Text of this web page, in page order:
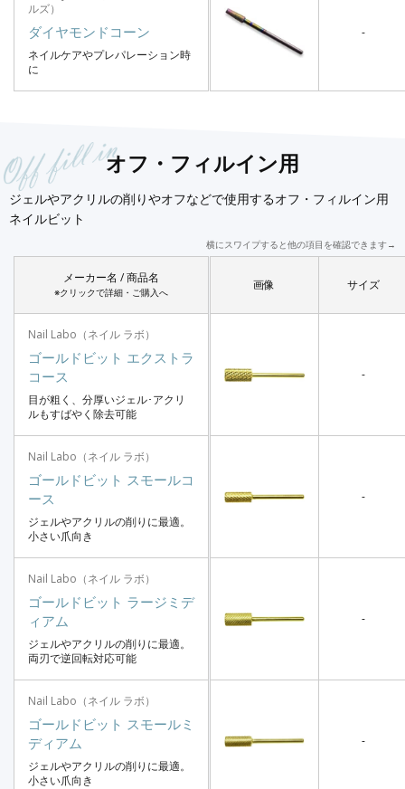
ルズ）
ダイヤモンドコーン
ネイルケアやプレパレーション時
に
-
オフ・フィルイン用
ジェルやアクリルの削りやオフなどで使用するオフ・フィルイン用
ネイルビット
横にスワイプすると他の項目を確認できます→
メーカー名 / 商品名
※クリックで詳細・ご購入へ
Nail Labo（ネイル ラボ）
ゴールドビット エクストラ
コース
目が粗く、分厚いジェル･アクリ
ルもすばやく除去可能
Nail Labo（ネイル ラボ）
ゴールドビット スモールコ
ース
ジェルやアクリルの削りに最適。
小さい爪向き
Nail Labo（ネイル ラボ）
ゴールドビット ラージミデ
ィアム
ジェルやアクリルの削りに最適。
両刃で逆回転対応可能
Nail Labo（ネイル ラボ）
ゴールドビット スモールミ
ディアム
ジェルやアクリルの削りに最適。
小さい爪向き
画像 サイズ
-
-
-
-